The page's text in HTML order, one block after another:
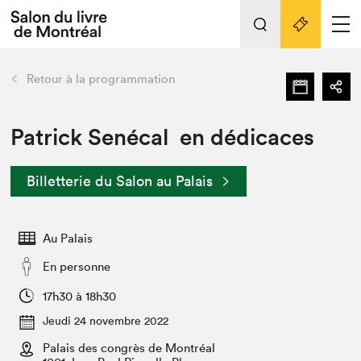
Espace médias
Espace exposant⋅e⋅s
Tout sur l'édition 2022
Actualités
Vidéos et Balados
Club de lecture Braindate
retour Nos activités
Édition 2022
Nous connaître
Projets partenaires 2022
Archives
Liens pratiques
Retour à la programmation
Patrick Senécal en dédicaces
Billetterie du Salon au Palais
Au Palais
En personne
17h30 à 18h30
Jeudi 24 novembre 2022
Palais des congrès de Montréal